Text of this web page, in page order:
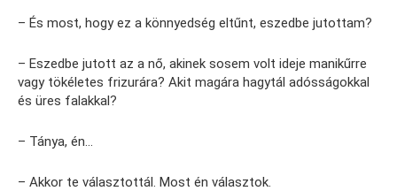
– És most, hogy ez a könnyedség eltűnt, eszedbe jutottam?
– Eszedbe jutott az a nő, akinek sosem volt ideje manikűrre
vagy tökéletes frizurára? Akit magára hagytál adósságokkal
és üres falakkal?
– Tánya, én…
– Akkor te választottál. Most én választok.